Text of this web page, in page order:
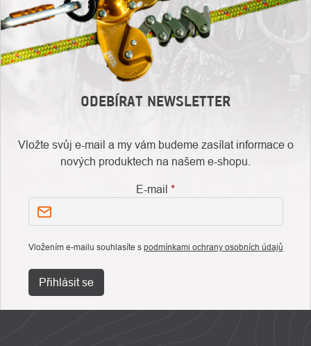
ODEBÍRAT NEWSLETTER
Vložte svůj e-mail a my vám budeme zasílat informace o
nových produktech na našem e-shopu.
E-mail
Vložením e-mailu souhlasíte s podmínkami ochrany osobních údajů
Přihlásit se